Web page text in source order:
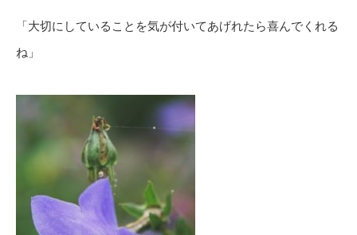
「大切にしていることを気が付いてあげれたら喜んでくれる
ね」